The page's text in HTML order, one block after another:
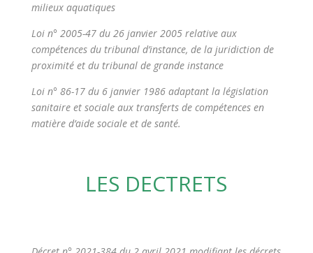
milieux aquatiques
Loi n° 2005-47 du 26 janvier 2005 relative aux
compétences du tribunal d’instance, de la juridiction de
proximité et du tribunal de grande instance
Loi n° 86-17 du 6 janvier 1986 adaptant la législation
sanitaire et sociale aux transferts de compétences en
matière d’aide sociale et de santé.
LES DECTRETS